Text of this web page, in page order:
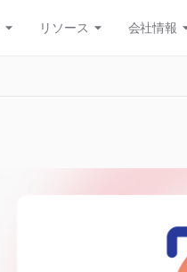
リソース 会社情報